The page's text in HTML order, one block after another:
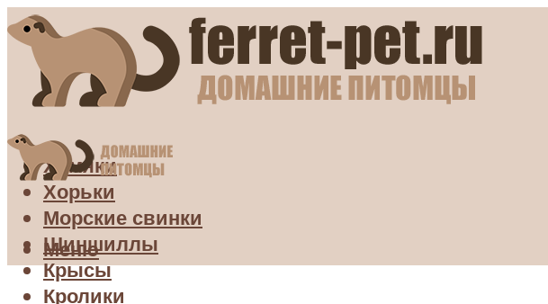
Хомяки
Хорьки
Морские свинки
Шиншиллы
Крысы
Кролики
Меню